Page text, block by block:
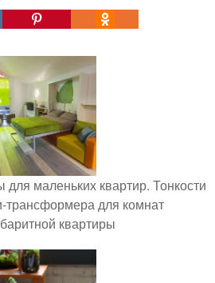
маленьких квартир. Тонкости
для комнат
квартиры